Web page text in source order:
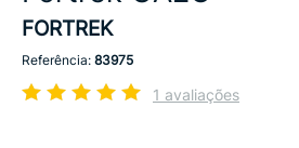
FORTREK
Referência: 83975
1 avaliações